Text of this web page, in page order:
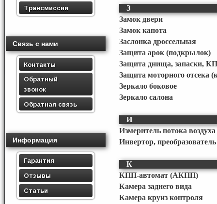
Трансмиссии
Связь с нами
Контакты
Обратный
звонок
Обратная связь
Информация
Гарантия
Отзывы
Статьи
З
Замок двери
Замок капота
Заслонка дроссельная
Защита арок (подкрылок)
Защита днища, запаски,
Защита моторного отсека
Зеркало боковое
Зеркало салона
И
Измеритель потока
Инвертор,
К
КПП-автомат (АКПП)
Камера заднего вида
Камера круиз контроля